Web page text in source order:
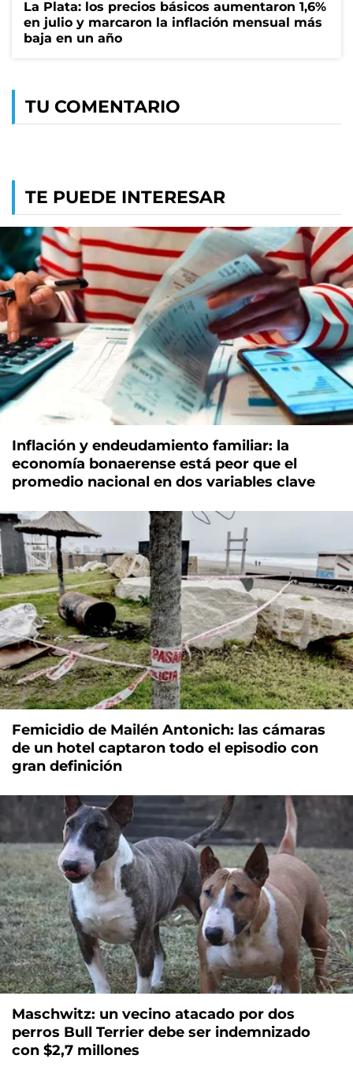
La Plata: los precios básicos aumentaron 1,6%
en julio y marcaron la inflación mensual más
baja en un año
TU COMENTARIO
TE PUEDE INTERESAR
Inflación y endeudamiento familiar: la
economía bonaerense está peor que el
promedio nacional en dos variables clave
Femicidio de Mailén Antonich: las cámaras
de un hotel captaron todo el episodio con
gran definición
Maschwitz: un vecino atacado por dos
perros Bull Terrier debe ser indemnizado
con $2,7 millones